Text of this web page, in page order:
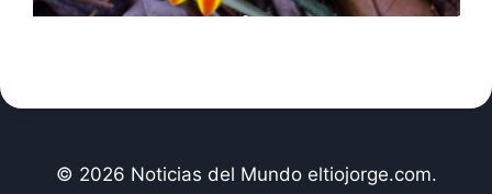
© 2026 Noticias del Mundo eltiojorge.com.